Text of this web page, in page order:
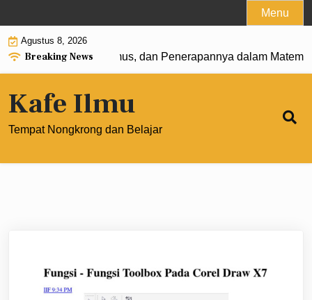
to
content
Menu
Agustus 8, 2026
Breaking News
0: Pengertian, Rumus, dan Penerapannya dalam
Kafe Ilmu
Tempat Nongkrong dan Belajar